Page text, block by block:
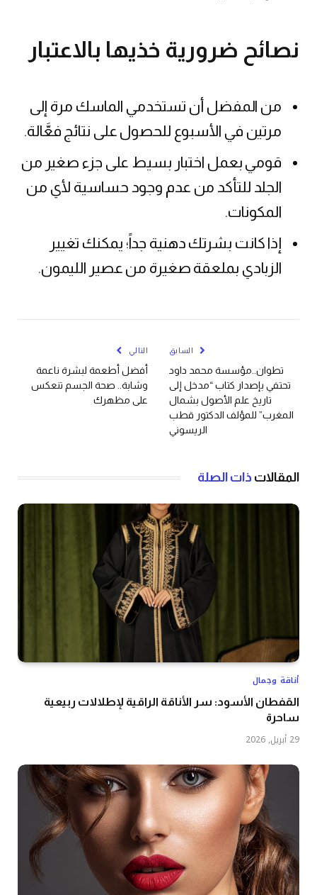
نصائح ضرورية خذيها بالاعتبار
من المفضل أن تستخدمي الماسك مرة إلى
مرتين في الأسبوع للحصول على نتائج فعَّالة.
قومي بعمل اختبار بسيط على جزء صغير من
الجلد للتأكد من عدم وجود حساسية لأي من
المكونات.
إذا كانت بشرتك دهنية جداً؛ يمكنك تغيير
الزبادي بملعقة صغيرة من عصير الليمون.
السابق
تطوان..مؤسسة محمد داود
تحتفي بإصدار كتاب “مدخل إلى
تاريخ علم الأصول بشمال
المغرب” للمؤلف الدكتور قطب
الريسوني
التالي
أفضل أطعمة لبشرة ناعمة
وشابة.. صحة الجسم تنعكس
على مظهرك
المقالات ذات الصلة
أناقة وجمال
القفطان الأسود: سر الأناقة الراقية لإطلالات ربيعية
ساحرة
29 أبريل, 2026